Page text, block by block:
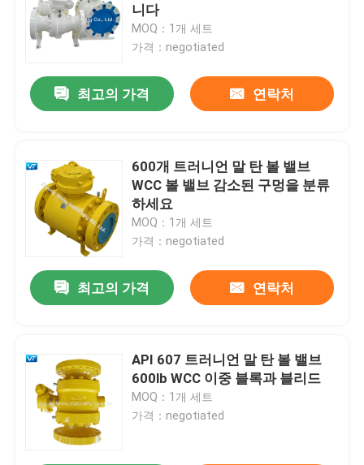
니다
MOQ：1개 세트
가격：negotiated
최고의 가격 연락처
600개 트러니언 말 탄 볼 밸브
WCC 볼 밸브 감소된 구멍을 분류
하세요
MOQ：1개 세트
가격：negotiated
최고의 가격 연락처
API 607 트러니언 말 탄 볼 밸브
600lb WCC 이중 블록과 블리드
MOQ：1개 세트
가격：negotiated